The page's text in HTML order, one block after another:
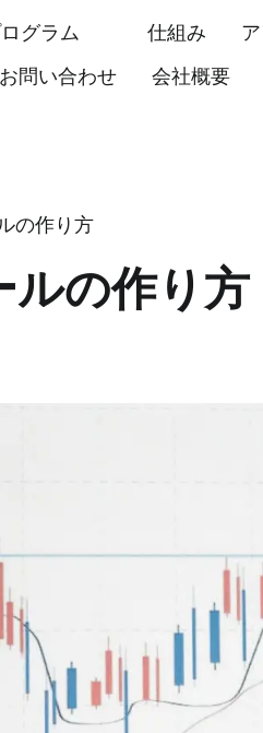
グラム
child
menu
仕組み
お問い合わせ
会社概要
の作り方
ルの作り方